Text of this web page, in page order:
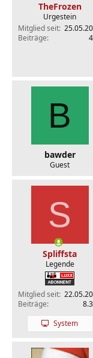
TheFrozen
Urgestein
Mitglied seit
Beiträge
B
bawder
Guest
S
Spliffsta
Legende
Mitglied seit
Beiträge
System